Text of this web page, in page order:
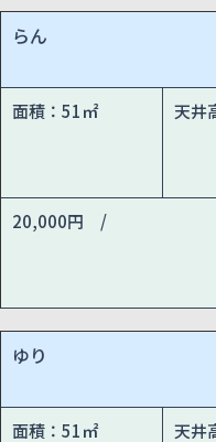
らん
面積：51㎡ 天井
20,000円 /
ゆり
面積：51㎡ 天井